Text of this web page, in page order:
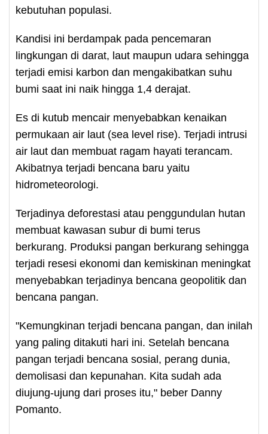
kebutuhan populasi.
Kandisi ini berdampak pada pencemaran
lingkungan di darat, laut maupun udara sehingga
terjadi emisi karbon dan mengakibatkan suhu
bumi saat ini naik hingga 1,4 derajat.
Es di kutub mencair menyebabkan kenaikan
permukaan air laut (sea level rise). Terjadi intrusi
air laut dan membuat ragam hayati terancam.
Akibatnya terjadi bencana baru yaitu
hidrometeorologi.
Terjadinya deforestasi atau penggundulan hutan
membuat kawasan subur di bumi terus
berkurang. Produksi pangan berkurang sehingga
terjadi resesi ekonomi dan kemiskinan meningkat
menyebabkan terjadinya bencana geopolitik dan
bencana pangan.
"Kemungkinan terjadi bencana pangan, dan inilah
yang paling ditakuti hari ini. Setelah bencana
pangan terjadi bencana sosial, perang dunia,
demolisasi dan kepunahan. Kita sudah ada
diujung-ujung dari proses itu," beber Danny
Pomanto.